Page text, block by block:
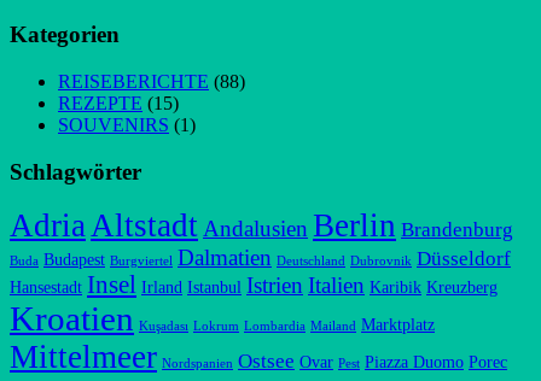
Kategorien
REISEBERICHTE (88)
REZEPTE (15)
SOUVENIRS (1)
Schlagwörter
AdriaAltstadtAndalusien Berlin Brandenburg
Buda Budapest Burgviertel Dalmatien Deutschland Dubrovnik Düsseldorf
Hansestadt Insel Irland Istanbul Istrien Italien Karibik Kreuzberg
Kroatien Kuşadası Lokrum Lombardia Mailand Marktplatz
Mittelmeer Nordspanien Ostsee Ovar Pest Piazza Duomo Porec